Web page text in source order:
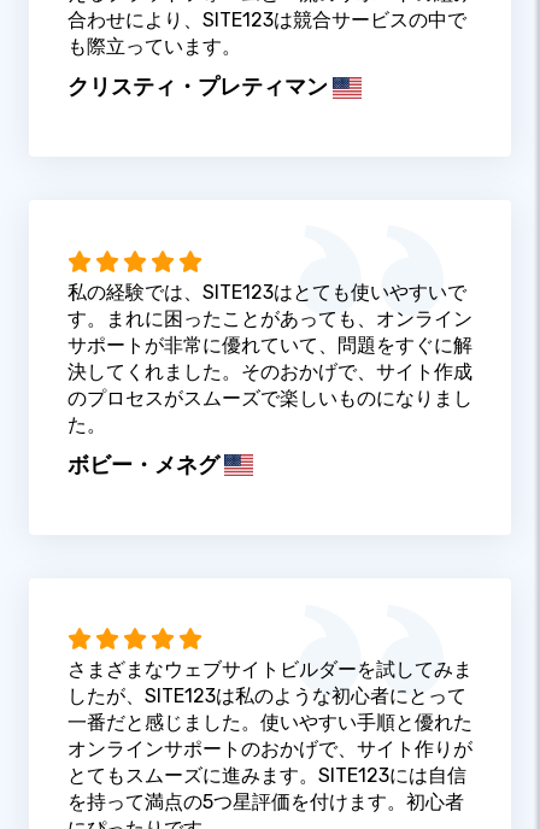
合わせにより、SITE123は競合サービスの中で
も際立っています。
クリスティ・プレティマン
私の経験では、SITE123はとても使いやすいで
す。まれに困ったことがあっても、オンライン
サポートが非常に優れていて、問題をすぐに解
決してくれました。そのおかげで、サイト作成
のプロセスがスムーズで楽しいものになりまし
た。
ボビー・メネグ
さまざまなウェブサイトビルダーを試してみま
したが、SITE123は私のような初心者にとって
一番だと感じました。使いやすい手順と優れた
オンラインサポートのおかげで、サイト作りが
とてもスムーズに進みます。SITE123には自信
を持って満点の5つ星評価を付けます。初心者